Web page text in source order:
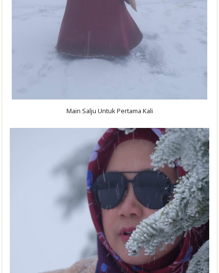
Main Salju Untuk Pertama Kali